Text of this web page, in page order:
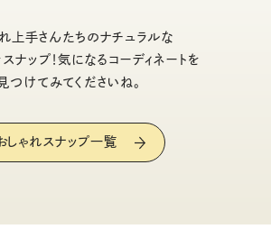
上手さんたちのナチュラルな
ナップ！気になるコーディネートを
見つけてみてくださいね。
しゃれスナップ一覧